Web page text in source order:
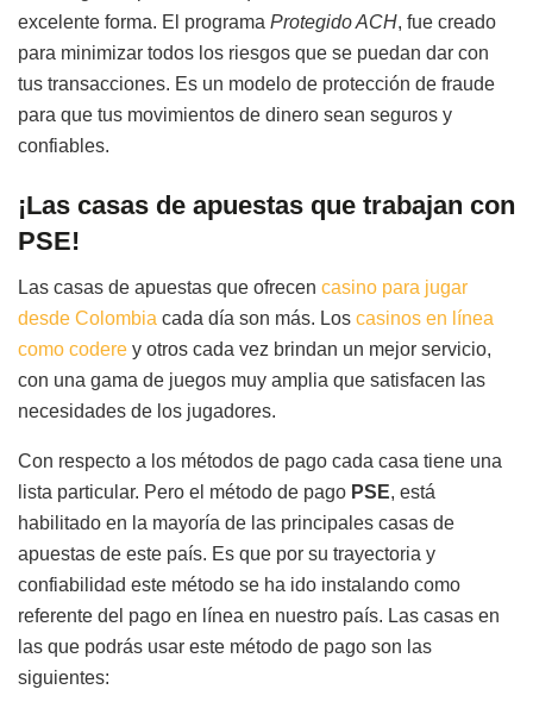
excelente forma. El programa Protegido ACH, fue creado
para minimizar todos los riesgos que se puedan dar con
tus transacciones. Es un modelo de protección de fraude
para que tus movimientos de dinero sean seguros y
confiables.
¡Las casas de apuestas que trabajan con
PSE!
Las casas de apuestas que ofrecen casino para jugar
desde Colombia cada día son más. Los casinos en línea
como codere y otros cada vez brindan un mejor servicio,
con una gama de juegos muy amplia que satisfacen las
necesidades de los jugadores.
Con respecto a los métodos de pago cada casa tiene una
lista particular. Pero el método de pago PSE, está
habilitado en la mayoría de las principales casas de
apuestas de este país. Es que por su trayectoria y
confiabilidad este método se ha ido instalando como
referente del pago en línea en nuestro país. Las casas en
las que podrás usar este método de pago son las
siguientes: